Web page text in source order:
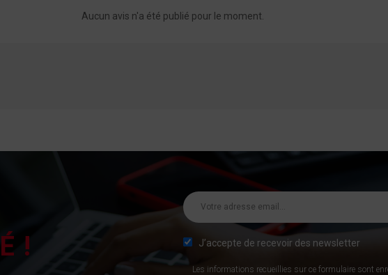
Aucun avis n'a été publié pour le moment.
! J’accepte de recevoir des newsletter
Les informations recueillies sur ce formulaire sont